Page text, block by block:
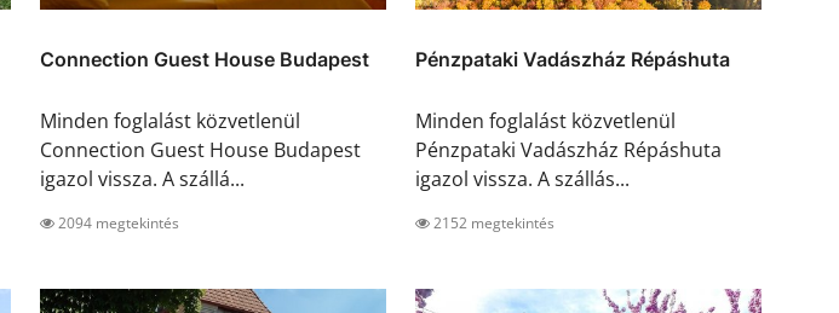
Connection Guest House Budapest
Minden foglalást közvetlenül
Connection Guest House Budapest
igazol vissza. A szállá...
2094 megtekintés
Pénzpataki Vadászház Répáshuta
Minden foglalást közvetlenül
Pénzpataki Vadászház Répáshuta
igazol vissza. A szállás...
2152 megtekintés